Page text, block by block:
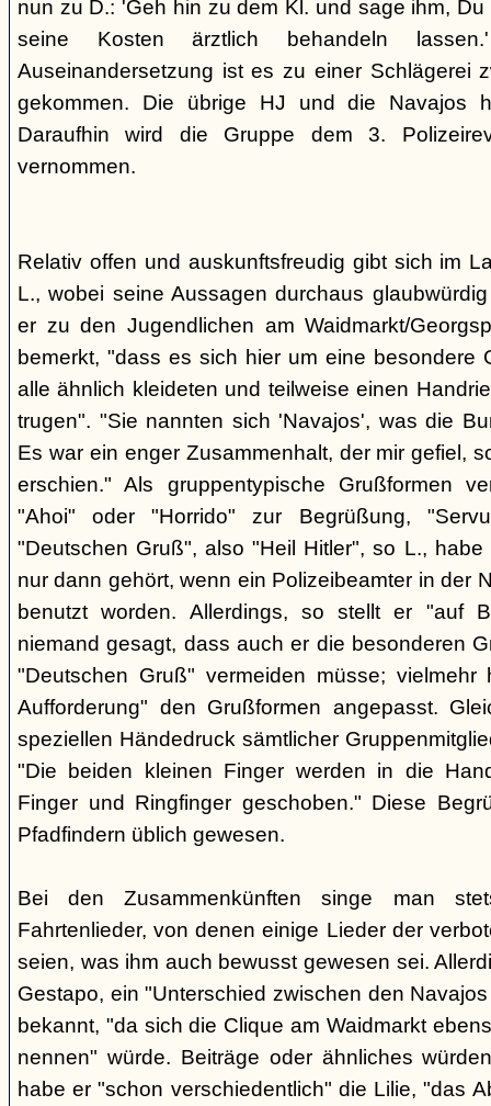
nun zu D.: 'Geh hin zu dem Kl. und sage ihm,
seine Kosten ärztlich behandeln
Auseinandersetzung ist es zu einer Schlägerei
gekommen. Die übrige HJ und die Navajos
Daraufhin wird die Gruppe dem 3.
vernommen.
Relativ offen und auskunftsfreudig gibt sich im
L., wobei seine Aussagen durchaus
er zu den Jugendlichen am Waidmarkt/
bemerkt, "dass es sich hier um eine besondere
alle ähnlich kleideten und teilweise einen
trugen". "Sie nannten sich 'Navajos', was die
Es war ein enger Zusammenhalt, der mir gefiel,
erschien." Als gruppentypische Grußformen
"Ahoi" oder "Horrido" zur Begrüßung,
"Deutschen Gruß", also "Heil Hitler", so L.,
nur dann gehört, wenn ein Polizeibeamter in der
benutzt worden. Allerdings, so stellt er "auf
niemand gesagt, dass auch er die besonderen
"Deutschen Gruß" vermeiden müsse;
Aufforderung" den Grußformen angepasst.
speziellen Händedruck sämtlicher
"Die beiden kleinen Finger werden in die
Finger und Ringfinger geschoben." Diese
Pfadfindern üblich gewesen.
Bei den Zusammenkünften singe man
Fahrtenlieder, von denen einige Lieder der
seien, was ihm auch bewusst gewesen sei.
Gestapo, ein "Unterschied zwischen den
bekannt, "da sich die Clique am Waidmarkt
nennen" würde. Beiträge oder ähnliches
habe er "schon verschiedentlich" die Lilie, "das